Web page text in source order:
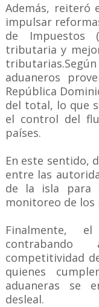
Además, reiteró
impulsar
de Impuestos
tributaria y
aduaneros
República
del total, lo que
el control del
países.
En este sentido,
entre las
de la isla para
monitoreo de los
Finalmente,
contrabando
competitividad
quienes
aduaneras se
desleal.